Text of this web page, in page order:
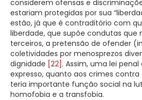
considerem ofensas e
estariam protegidas por sua
estão, já que é contraditório com
liberdade, que supõe condutas que
terceiros, a pretensão de ofender
coletividades por menosprezos
dignidade [22] . Assim, uma lei penal
expresso, quanto aos crimes
teria importante função social na
homofobia e a transfobia.